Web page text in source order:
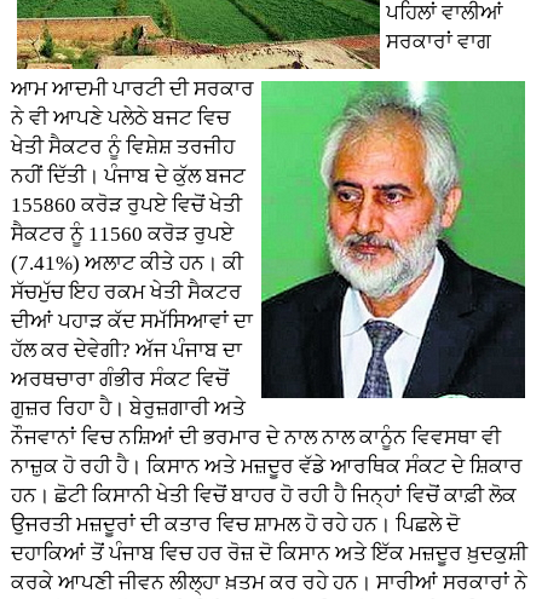
ਪਹਿਲਾਂ ਵਾਲੀਆਂ
ਸਰਕਾਰਾਂ ਵਾਗ
ਆਮ ਆਦਮੀ ਪਾਰਟੀ ਦੀ ਸਰਕਾਰ
ਨੇ ਵੀ ਆਪਣੇ ਪਲੇਠੇ ਬਜਟ ਵਿਚ
ਖੇਤੀ ਸੈਕਟਰ ਨੂੰ ਵਿਸ਼ੇਸ਼ ਤਰਜੀਹ
ਨਹੀਂ ਦਿੱਤੀ। ਪੰਜਾਬ ਦੇ ਕੁੱਲ ਬਜਟ
155860 ਕਰੋੜ ਰੁਪਏ ਵਿਚੋਂ ਖੇਤੀ
ਸੈਕਟਰ ਨੂੰ 11560 ਕਰੋੜ ਰੁਪਏ
(7.41%) ਅਲਾਟ ਕੀਤੇ ਹਨ। ਕੀ
ਸੱਚਮੁੱਚ ਇਹ ਰਕਮ ਖੇਤੀ ਸੈਕਟਰ
ਦੀਆਂ ਪਹਾੜ ਕੱਦ ਸਮੱਸਿਆਵਾਂ ਦਾ
ਹੱਲ ਕਰ ਦੇਵੇਗੀ? ਅੱਜ ਪੰਜਾਬ ਦਾ
ਅਰਥਚਾਰਾ ਗੰਭੀਰ ਸੰਕਟ ਵਿਚੋਂ
ਗੁਜ਼ਰ ਰਿਹਾ ਹੈ। ਬੇਰੁਜ਼ਗਾਰੀ ਅਤੇ
ਨੌਜਵਾਨਾਂ ਵਿਚ ਨਸ਼ਿਆਂ ਦੀ ਭਰਮਾਰ ਦੇ ਨਾਲ ਨਾਲ ਕਾਨੂੰਨ ਵਿਵਸਥਾ ਵੀ
ਨਾਜ਼ੁਕ ਹੋ ਰਹੀ ਹੈ। ਕਿਸਾਨ ਅਤੇ ਮਜ਼ਦੂਰ ਵੱਡੇ ਆਰਥਿਕ ਸੰਕਟ ਦੇ ਸ਼ਿਕਾਰ
ਹਨ। ਛੋਟੀ ਕਿਸਾਨੀ ਖੇਤੀ ਵਿਚੋਂ ਬਾਹਰ ਹੋ ਰਹੀ ਹੈ ਜਿਨ੍ਹਾਂ ਵਿਚੋਂ ਕਾਫ਼ੀ ਲੋਕ
ਉਜਰਤੀ ਮਜ਼ਦੂਰਾਂ ਦੀ ਕਤਾਰ ਵਿਚ ਸ਼ਾਮਲ ਹੋ ਰਹੇ ਹਨ। ਪਿਛਲੇ ਦੋ
ਦਹਾਕਿਆਂ ਤੋਂ ਪੰਜਾਬ ਵਿਚ ਹਰ ਰੋਜ਼ ਦੋ ਕਿਸਾਨ ਅਤੇ ਇੱਕ ਮਜ਼ਦੂਰ ਖ਼ੁਦਕੁਸ਼ੀ
ਕਰਕੇ ਆਪਣੀ ਜੀਵਨ ਲੀਲ੍ਹਾ ਖ਼ਤਮ ਕਰ ਰਹੇ ਹਨ। ਸਾਰੀਆਂ ਸਰਕਾਰਾਂ ਨੇ